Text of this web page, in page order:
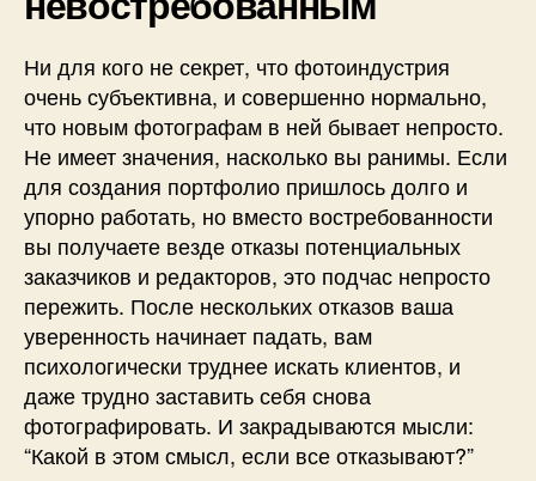
Ни для кого не секрет, что фотоиндустрия
очень субъективна, и совершенно нормально,
что новым фотографам в ней бывает непросто.
Не имеет значения, насколько вы ранимы. Если
для создания портфолио пришлось долго и
упорно работать, но вместо востребованности
вы получаете везде отказы потенциальных
заказчиков и редакторов, это подчас непросто
пережить. После нескольких отказов ваша
уверенность начинает падать, вам
психологически труднее искать клиентов, и
даже трудно заставить себя снова
фотографировать. И закрадываются мысли:
“Какой в этом смысл, если все отказывают?”